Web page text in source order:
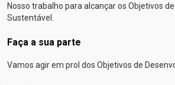
Nosso trabalho para alcançar os Objetivos
Sustentável.
Faça a sua parte
Vamos agir em prol dos Objetivos de